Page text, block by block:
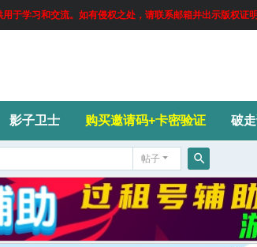
于学习和交流。如有侵权之处，请联系邮箱并出示版权
影子卫士 购买邀请码+卡密验证 破
帖子
搜
索